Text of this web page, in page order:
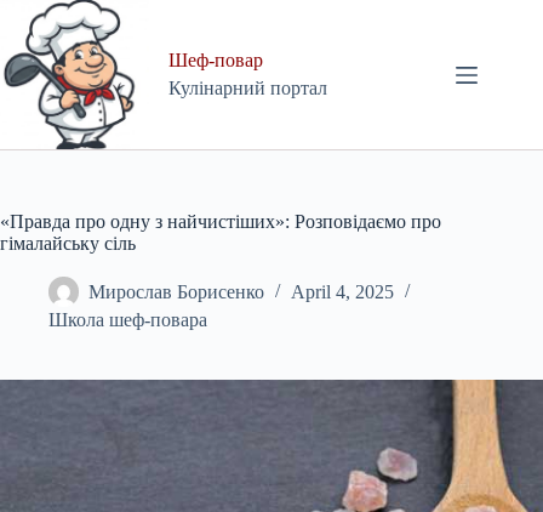
content
Шеф-повар
Кулінарний портал
«Правда про одну з найчистіших»: Розповідаємо про
гімалайську сіль
Мирослав Борисенко
April 4, 2025
Школа шеф-повара